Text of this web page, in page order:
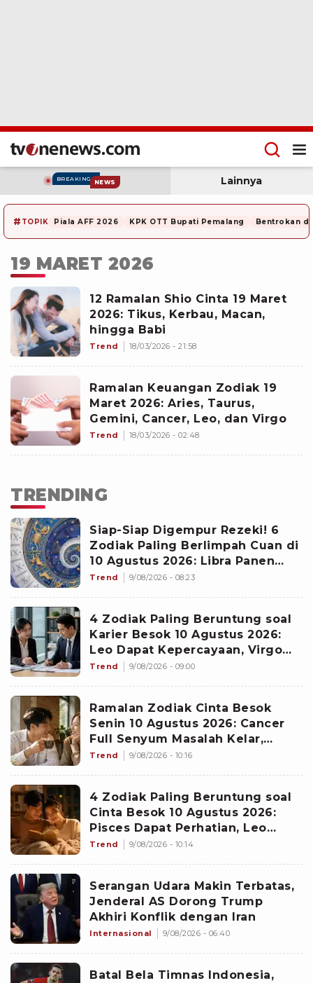
BREAKING NEWS Lainnya
# TOPIK Piala AFF 2026 KPK OTT Bupati Pemalang Bentrokan di
19 MARET 2026
12 Ramalan Shio Cinta 19 Maret
2026: Tikus, Kerbau, Macan,
hingga Babi
Trend 18/03/2026 - 21:58
Ramalan Keuangan Zodiak 19
Maret 2026: Aries, Taurus,
Gemini, Cancer, Leo, dan Virgo
Trend 18/03/2026 - 02:48
TRENDING
Siap-Siap Digempur Rezeki! 6
Zodiak Paling Berlimpah Cuan di
10 Agustus 2026: Libra Panen
Proyek Emas
Trend 9/08/2026 - 08:23
4 Zodiak Paling Beruntung soal
Karier Besok 10 Agustus 2026:
Leo Dapat Kepercayaan, Virgo
Makin Diperhitungkan
Trend 9/08/2026 - 09:00
Ramalan Zodiak Cinta Besok
Senin 10 Agustus 2026: Cancer
Full Senyum Masalah Kelar,
Scorpio Awas Terprovokasi
Trend 9/08/2026 - 10:16
4 Zodiak Paling Beruntung soal
Cinta Besok 10 Agustus 2026:
Pisces Dapat Perhatian, Leo
Makin Dekat dengan Si Dia
Trend 9/08/2026 - 10:14
Serangan Udara Makin Terbatas,
Jenderal AS Dorong Trump
Akhiri Konflik dengan Iran
Internasional 9/08/2026 - 06:40
Batal Bela Timnas Indonesia,